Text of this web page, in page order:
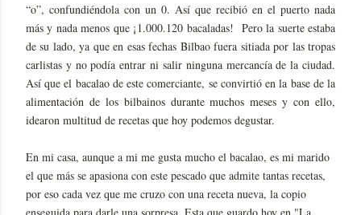
“o”, confundiéndola con un 0. Así que recibió en el puerto nada
más y nada menos que ¡1.000.120 bacaladas! Pero la suerte estaba
de su lado, ya que en esas fechas Bilbao fuera sitiada por las tropas
carlistas y no podía entrar ni salir ninguna mercancía de la ciudad.
Así que el bacalao de este comerciante, se convirtió en la base de la
alimentación de los bilbainos durante muchos meses y con ello,
idearon multitud de recetas que hoy podemos degustar.
En mi casa, aunque a mi me gusta mucho el bacalao, es mi marido
el que más se apasiona con este pescado que admite tantas recetas,
por eso cada vez que me cruzo con una receta nueva, la copio